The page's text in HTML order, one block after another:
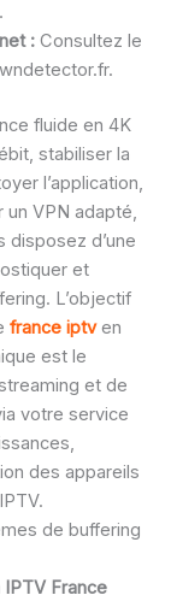
: Consultez le
fluide en 4K
stabiliser la
l’application,
VPN adapté,
disposez d’une
et
L’objectif
france iptven
est le
et de
votre service
des appareils
de buffering
France